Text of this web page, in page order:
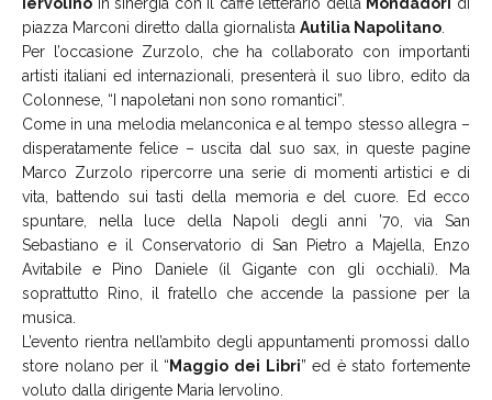
piazza Marconi diretto dalla giornalista Autilia Napolitano
Per l’occasione Zurzolo, che ha collaborato con importanti
artisti italiani ed internazionali, presenterà il suo libro, edito da
Colonnese, “I napoletani non sono romantici”.
Come in una melodia melanconica e al tempo stesso allegra –
disperatamente felice – uscita dal suo sax, in queste pagine
Marco Zurzolo ripercorre una serie di momenti artistici e di
vita, battendo sui tasti della memoria e del cuore. Ed ecco
spuntare, nella luce della Napoli degli anni ’70, via San
Sebastiano e il Conservatorio di San Pietro a Majella, Enzo
Avitabile e Pino Daniele (il Gigante con gli occhiali). Ma
soprattutto Rino, il fratello che accende la passione per la
musica.
L’evento rientra nell’ambito degli appuntamenti promossi dallo
store nolano per il “ Maggio dei Libri” ed è stato fortemente
voluto dalla dirigente Maria Iervolino.